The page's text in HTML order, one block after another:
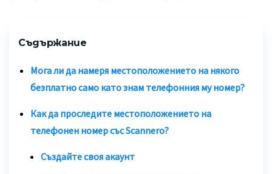
Съдържание
Мога ли да намеря местоположението на някого
безплатно само като знам телефонния му номер?
Как да проследите местоположението на
телефонен номер със Scannero?
Създайте своя акаунт